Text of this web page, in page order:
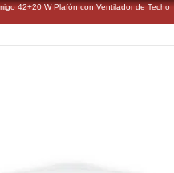
42+20 W Plafón con Ventilador de Techo